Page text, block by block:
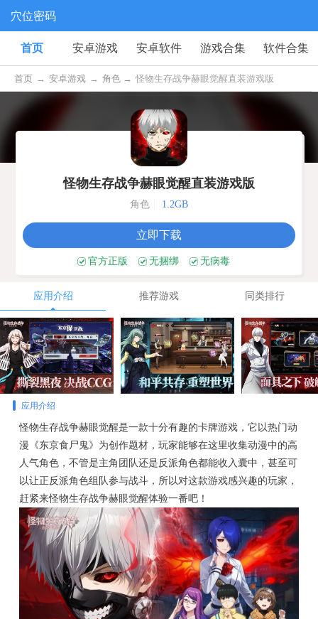
穴位密码
首页 安卓游戏 安卓软件 游戏合集 软件合集
首页 → 安卓游戏 → 角色 → 怪物生存战争赫眼觉醒直装游戏版
V1.0.1
怪物生存战争赫眼觉醒直装游戏版
角色 1.2GB
立即下载
官方正版 无捆绑 无病毒
应用介绍 推荐游戏 同类排行
应用介绍
怪物生存战争赫眼觉醒是一款十分有趣的卡牌游戏，它以热门动
漫《东京食尸鬼》为创作题材，玩家能够在这里收集动漫中的高
人气角色，不管是主角团队还是反派角色都能收入囊中，甚至可
以让正反派角色组队参与战斗，所以对这款游戏感兴趣的玩家，
赶紧来怪物生存战争赫眼觉醒体验一番吧！